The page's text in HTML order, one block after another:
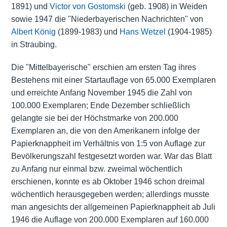
1891) und Victor von Gostomski (geb. 1908) in Weiden
sowie 1947 die "Niederbayerischen Nachrichten" von
Albert König (1899-1983) und Hans Wetzel (1904-1985)
in Straubing.
Die "Mittelbayerische" erschien am ersten Tag ihres
Bestehens mit einer Startauflage von 65.000 Exemplaren
und erreichte Anfang November 1945 die Zahl von
100.000 Exemplaren; Ende Dezember schließlich
gelangte sie bei der Höchstmarke von 200.000
Exemplaren an, die von den Amerikanern infolge der
Papierknappheit im Verhältnis von 1:5 von Auflage zur
Bevölkerungszahl festgesetzt worden war. War das Blatt
zu Anfang nur einmal bzw. zweimal wöchentlich
erschienen, konnte es ab Oktober 1946 schon dreimal
wöchentlich herausgegeben werden; allerdings musste
man angesichts der allgemeinen Papierknappheit ab Juli
1946 die Auflage von 200.000 Exemplaren auf 160.000